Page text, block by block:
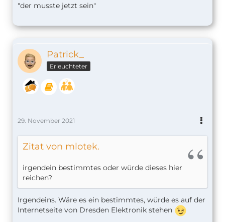
"der musste jetzt sein"
Patrick_
Erleuchteter
29. November 2021
Zitat von mlotek.
irgendein bestimmtes oder würde dieses hier
reichen?
Irgendeins. Wäre es ein bestimmtes, würde es auf der
Internetseite von Dresden Elektronik stehen